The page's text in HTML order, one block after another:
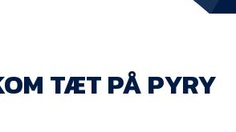
TÆT PÅ PYRY